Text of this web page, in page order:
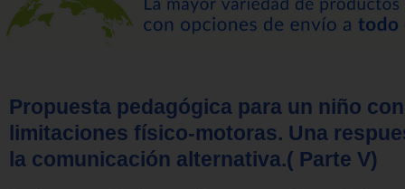
Propuesta pedagógica para un niño con
limitaciones físico-motoras. Una
la comunicación alternativa.( Parte V)